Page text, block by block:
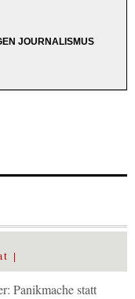
JOURNALISMUS
Panikmache statt